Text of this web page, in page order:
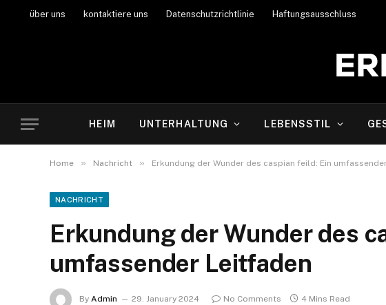
über uns kontaktiere uns Datenschutzrichtlinie Haftungsausschluss
HEIM UNTERHALTUNG LEBENSSTIL
Home » Nachricht » Erkundung der Wunder des caspian feild: Ein
NACHRICHT
Erkundung der Wunder des
umfassender Leitfaden
By Admin 29. January 2024 No Comments 4 Mins Read